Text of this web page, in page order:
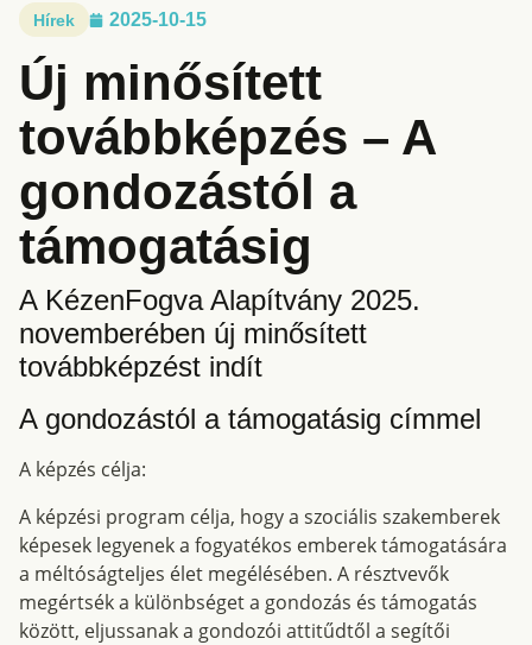
Hírek 2025-10-15
Új minősített
továbbképzés – A
gondozástól a
támogatásig
A KézenFogva Alapítvány 2025.
novemberében új minősített
továbbképzést indít
A gondozástól a támogatásig címmel
A képzés célja:
A képzési program célja, hogy a szociális szakemberek
képesek legyenek a fogyatékos emberek támogatására
a méltóságteljes élet megélésében. A résztvevők
megértsék a különbséget a gondozás és támogatás
között, eljussanak a gondozói attitűdtől a segítői